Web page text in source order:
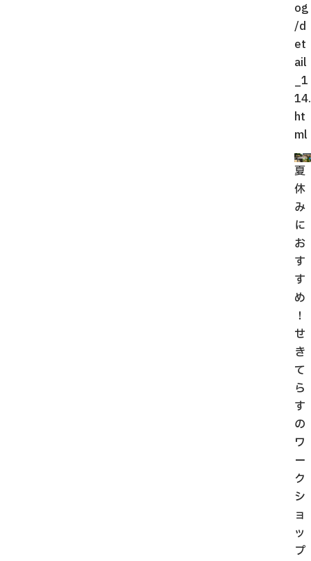
og
/d
et
ail
_1
14.
ht
ml
夏
休
み
に
お
す
す
め
！
せ
き
て
ら
す
の
ワ
ー
ク
シ
ョ
ッ
プ